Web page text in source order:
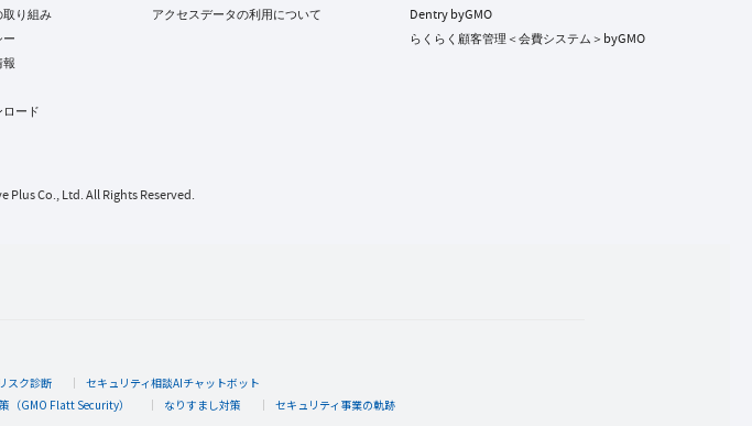
取り組み
ー
報
ード
アクセスデータの利用について
Dentry byGMO
らくらく顧客管理＜会費システム＞byGMO
Plus Co., Ltd. All Rights Reserved.
スク診断
セキュリティ相談AIチャットボット
（GMO Flatt Security） なりすまし対策 セキュリティ事業の軌跡